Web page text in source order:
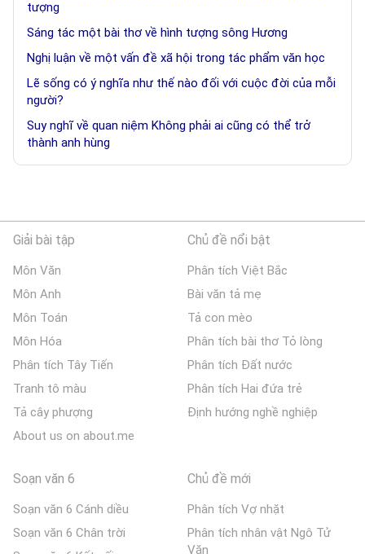
tượng
Sáng tác một bài thơ về hình tượng sông Hương
Nghị luận về một vấn đề xã hội trong tác phẩm văn học
Lẽ sống có ý nghĩa như thế nào đối với cuộc đời của mỗi
người?
Suy nghĩ về quan niệm Không phải ai cũng có thể trở
thành anh hùng
Giải bài tập
Môn Văn
Môn Anh
Môn Toán
Môn Hóa
Phân tích Tây Tiến
Tranh tô màu
Tả cây phượng
About us on about.me
Chủ đề nổi bật
Phân tích Việt Bắc
Bài văn tả mẹ
Tả con mèo
Phân tích bài thơ Tỏ lòng
Phân tích Đất nước
Phân tích Hai đứa trẻ
Định hướng nghề nghiệp
Soạn văn 6
Soạn văn 6 Cánh diều
Soạn văn 6 Chân trời
Chủ đề mới
Phân tích Vợ nhặt
Phân tích nhân vật Ngô Tử
Văn